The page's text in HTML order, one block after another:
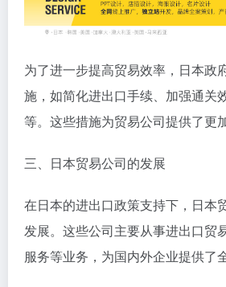
为了进一步提高贸易效率，日本政
施，如简化进出口手续、加强通关
等。这些措施为贸易公司提供了更
三、日本贸易公司的发展
在日本的进出口政策支持下，日本
发展。这些公司主要从事进出口贸
服务等业务，为国内外企业提供了